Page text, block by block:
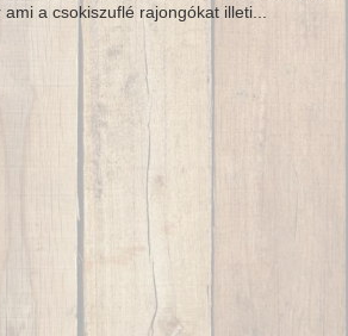
a csokiszuflé rajongókat illeti...